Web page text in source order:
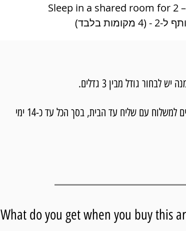
Sleep in a shared room for 2
בלבד)
גודל מבין 3 גדלים.
מרגע ההזמנה לוקח עד 7 ימי עסקים להכין את התמונה ועד 7 ימי עסקים נוספים למשלוח עם שליח עד הבית, בסך הכל עד כ-14 ימי
What do you get when you buy this